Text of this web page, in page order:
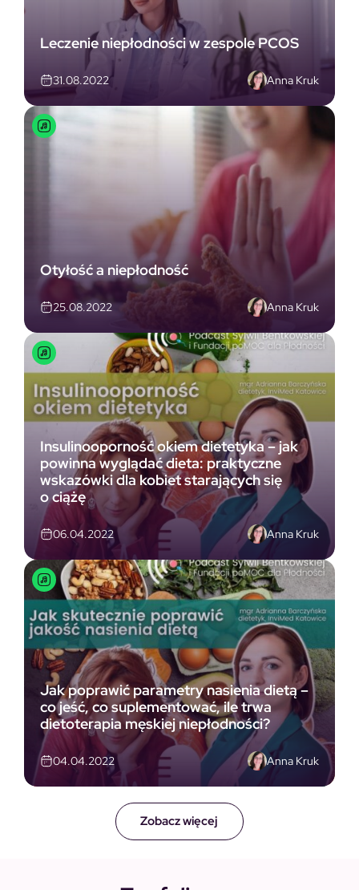
Zobacz więcej
Leczenie niepłodności w zespole PCOS
31.08.2022 Anna Kruk
Otyłość a niepłodność
25.08.2022 Anna Kruk
Insulinooporność okiem dietetyka – jak
powinna wyglądać dieta: praktyczne
wskazówki dla kobiet starających się
o ciążę
06.04.2022 Anna Kruk
Jak poprawić parametry nasienia dietą –
co jeść, co suplementować, ile trwa
dietoterapia męskiej niepłodności?
04.04.2022 Anna Kruk